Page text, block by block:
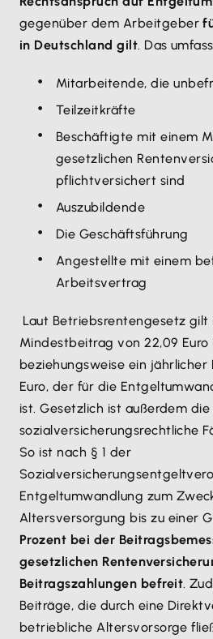
gegenüber dem Arbeitgeber
in Deutschland gilt. Das
Mitarbeitende, die
Teilzeitkräfte
Beschäftigte mit einem
gesetzlichen
pflichtversichert sind
Auszubildende
Die Geschäftsführung
Angestellte mit einem
Arbeitsvertrag
Laut Betriebsrentengesetz gilt
Mindestbeitrag von 22,09 Euro
beziehungsweise ein jährlicher
Euro, der für die
ist. Gesetzlich ist außerdem die
sozialversicherungsrechtliche
So ist nach § 1 der
Entgeltumwandlung zum
Altersversorgung bis zu einer
Prozent bei der
gesetzlichen
Beitragszahlungen befreit.
Beiträge, die durch eine
betriebliche Altersvorsorge